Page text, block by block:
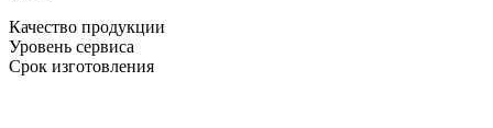
Качество продукции
Уровень сервиса
Срок изготовления